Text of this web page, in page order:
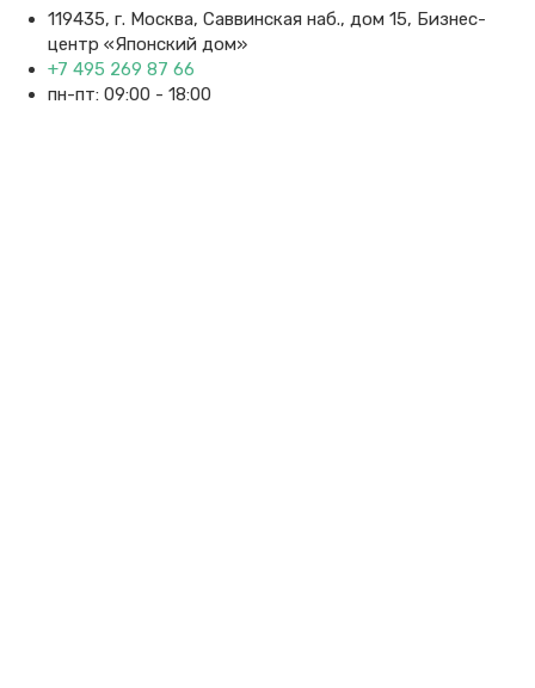
119435, г. Москва, Саввинская наб., дом 15, Бизнес-
центр «Японский дом»
+7 495 269 87 66
пн-пт: 09:00 - 18:00